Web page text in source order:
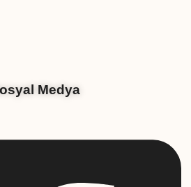
Medya